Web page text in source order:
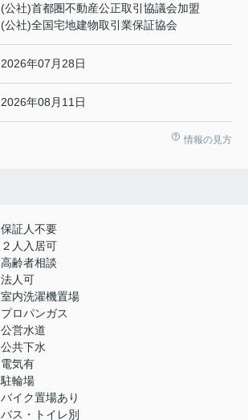
(公社)首都圏不動産公正取引協議会加盟
(公社)全国宅地建物取引業保証協会
2026年07月28日
2026年08月11日
情報の見方
保証人不要
２人入居可
高齢者相談
法人可
室内洗濯機置場
プロパンガス
公営水道
公共下水
電気有
駐輪場
バイク置場あり
バス・トイレ別